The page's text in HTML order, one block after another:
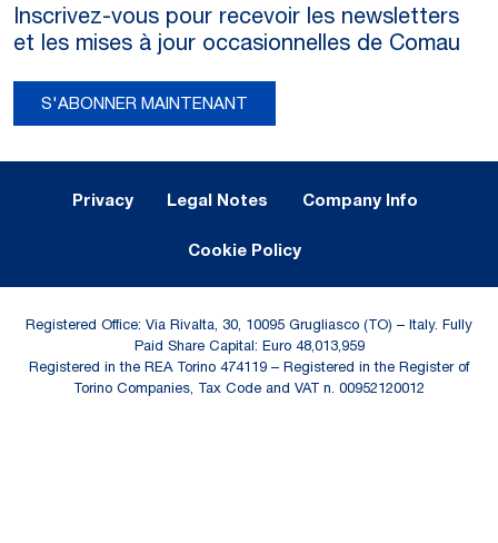
Inscrivez-vous pour recevoir les newsletters
et les mises à jour occasionnelles de Comau
S'ABONNER MAINTENANT
Privacy Legal Notes Company Info
Cookie Policy
Registered Office: Via Rivalta, 30, 10095 Grugliasco (TO) – Italy. Fully
Paid Share Capital: Euro 48,013,959
Registered in the REA Torino 474119 – Registered in the Register of
Torino Companies, Tax Code and VAT n. 00952120012